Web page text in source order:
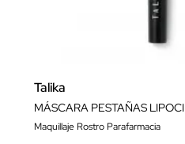
Talika
MÁSCARA PESTAÑAS
Maquillaje Rostro Parafarmacia